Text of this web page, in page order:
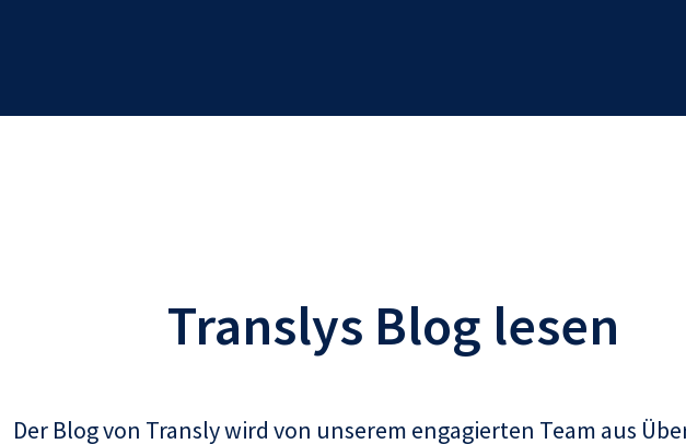
Translys Blog lesen
Der Blog von Transly wird von unserem engagierten Team aus